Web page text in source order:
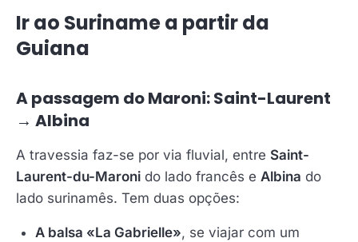
Ir ao Suriname a partir da
Guiana
A passagem do Maroni: Saint-Laurent
→ Albina
A travessia faz-se por via fluvial, entre Saint-
Laurent-du-Maroni do lado francês e Albina do
lado surinamês. Tem duas opções:
A balsa «La Gabrielle», se viajar com um